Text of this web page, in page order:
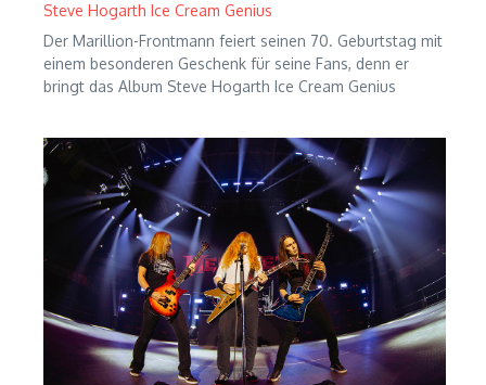
Steve Hogarth Ice Cream Genius
Der Marillion-Frontmann feiert seinen 70. Geburtstag mit
einem besonderen Geschenk für seine Fans, denn er
bringt das Album Steve Hogarth Ice Cream Genius